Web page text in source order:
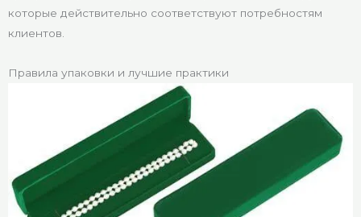
которые действительно соответствуют потребностям
клиентов.
Правила упаковки и лучшие практики